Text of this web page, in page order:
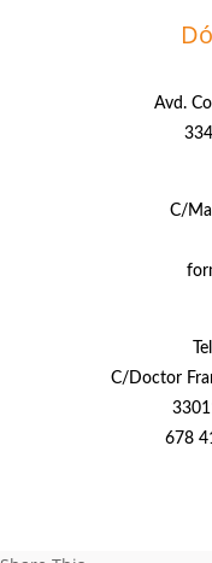
Avd.
C/
C/Doctor
678